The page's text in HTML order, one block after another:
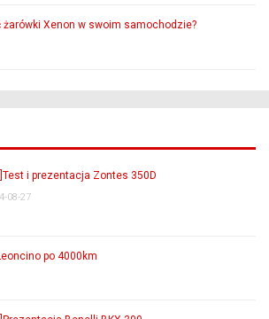
żarówki Xenon w swoim samochodzie?
i prezentacja Zontes 350D
08-27
po 4000km